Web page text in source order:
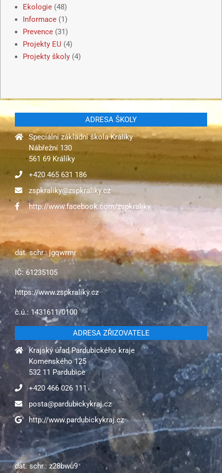
Ekologie (48)
Informace (1)
Prevence (31)
Projekty EU (4)
Projekty školy (4)
ADRESA ŠKOLY
Speciální základní škola Králíky
Nábřežní 130
561 69 Králíky
+420 465 631 186
zspkraliky@zspkraliky.cz
http://www.facebook.com/zspkraliky
dat. schr.: jgqwrmr
IČ: 61235105
https://www.zspkraliky.cz
č.ú.: 1431611/0100
ADRESA ZŘIZOVATELE
Krajský úřad Pardubického kraje
Komenského 125
532 11 Pardubice
+420 466 026 111
posta@pardubickykraj.cz
http://www.pardubickykraj.cz
dat. schr.: z28bwu9